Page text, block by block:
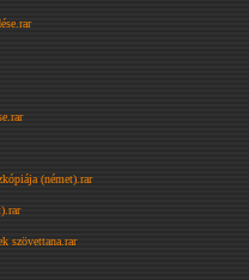
(német).rar
szövettana.rar